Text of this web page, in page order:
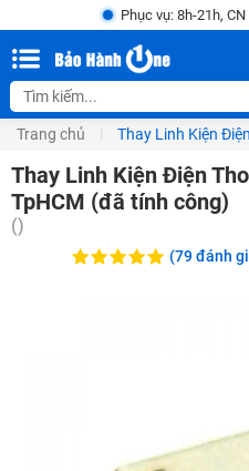
Phục vụ: 8h-21h,
Trang chủ Thay Linh Kiện
Thay Linh Kiện Điện
TpHCM (đã tính công)
()
(79 đánh